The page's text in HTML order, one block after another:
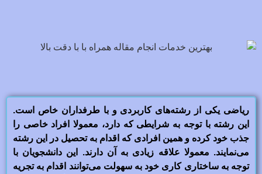
ریاضی یکی از رشته‌های کاربردی و با طرفداران خاص است.
این رشته با توجه به شرایطی که دارد، معمولا افراد خاصی را
جذب خود کرده و همین افرادی که اقدام به تحصیل در این رشته
می‌نمایند. معمولا علاقه زیادی به آن دارند. این دانشجویان با
توجه به ساختاری کاری خود به سهولت می‌توانند اقدام به تجریه